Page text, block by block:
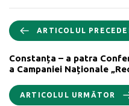
ARTICOLUL
Constanța – a patra
a Campaniei Naționale
ARTICOLUL URMĂTOR